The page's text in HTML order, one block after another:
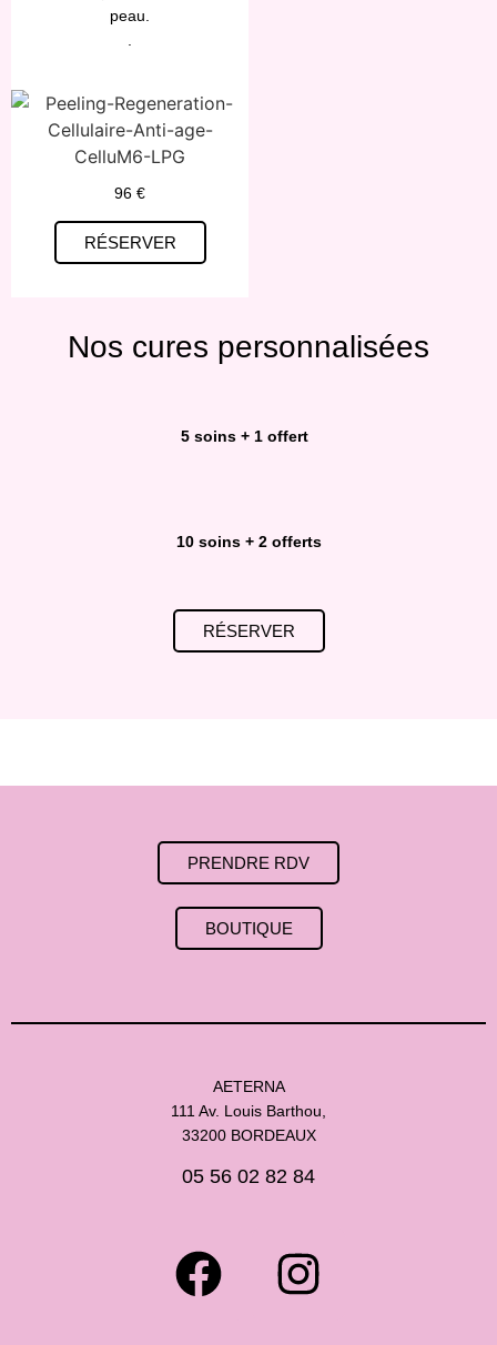
peau.
96 €
RÉSERVER
Nos cures personnalisées
5 soins + 1 offert
10 soins + 2 offerts
RÉSERVER
PRENDRE RDV
BOUTIQUE
AETERNA
111 Av. Louis Barthou,
33200 BORDEAUX
05 56 02 82 84